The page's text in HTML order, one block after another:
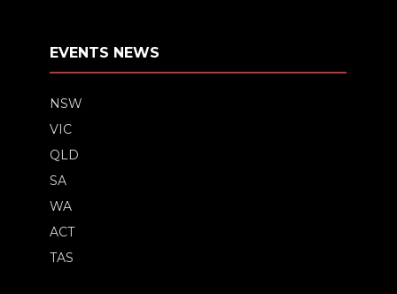
EVENTS NEWS
NSW
VIC
QLD
SA
WA
ACT
TAS